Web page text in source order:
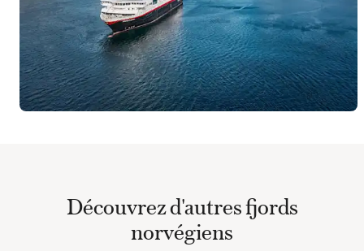
Découvrez d'autres fjords
norvégiens